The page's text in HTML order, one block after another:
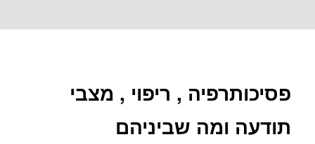
פסיכותרפיה , ריפוי , מצבי
תודעה ומה שביניהם